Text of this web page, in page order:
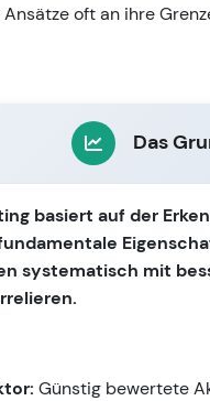
oft an ihre
Das
basiert auf der
systematisch mit
Günstig bewertete